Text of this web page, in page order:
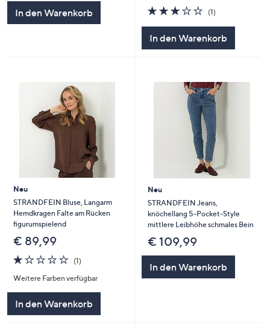
In den Warenkorb
3.0
von
(1)1
In den Warenkorb
Neu
STRANDFEIN Bluse, Langarm
Hemdkragen Falte am Rücken
figurumspielend
€ 89,99
1.0
von
5
(1)1
Weitere Farben verfügbar
In den Warenkorb
Neu
STRANDFEIN Jeans,
knöchellang 5-Pocket-Style
mittlere Leibhöhe schmales Bein
€ 109,99
In den Warenkorb